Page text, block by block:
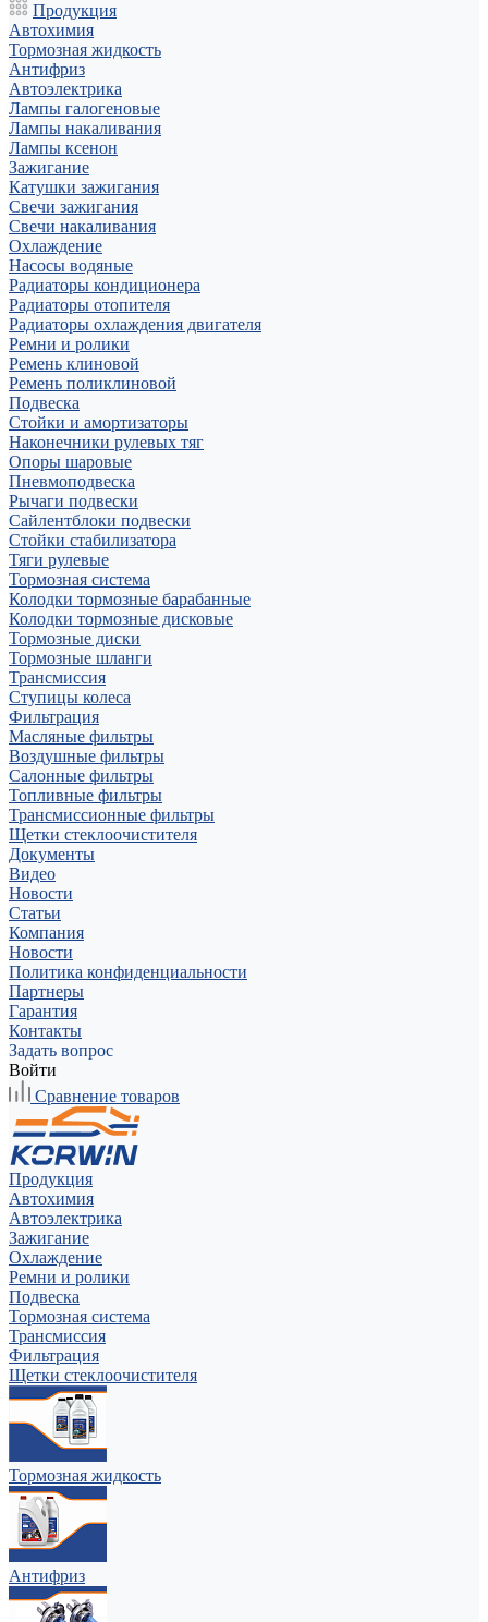
Продукция
Автохимия
Тормозная жидкость
Антифриз
Автоэлектрика
Лампы галогеновые
Лампы накаливания
Лампы ксенон
Зажигание
Катушки зажигания
Свечи зажигания
Свечи накаливания
Охлаждение
Насосы водяные
Радиаторы кондиционера
Радиаторы отопителя
Радиаторы охлаждения двигателя
Ремни и ролики
Ремень клиновой
Ремень поликлиновой
Подвеска
Стойки и амортизаторы
Наконечники рулевых тяг
Опоры шаровые
Пневмоподвеска
Рычаги подвески
Сайлентблоки подвески
Стойки стабилизатора
Тяги рулевые
Тормозная система
Колодки тормозные барабанные
Колодки тормозные дисковые
Тормозные диски
Тормозные шланги
Трансмиссия
Ступицы колеса
Фильтрация
Масляные фильтры
Воздушные фильтры
Салонные фильтры
Топливные фильтры
Трансмиссионные фильтры
Щетки стеклоочистителя
Документы
Видео
Новости
Статьи
Компания
Новости
Политика конфиденциальности
Партнеры
Гарантия
Контакты
Задать вопрос
Войти
Сравнение товаров
Продукция
Автохимия
Автоэлектрика
Зажигание
Охлаждение
Ремни и ролики
Подвеска
Тормозная система
Трансмиссия
Фильтрация
Щетки стеклоочистителя
Тормозная жидкость
Антифриз